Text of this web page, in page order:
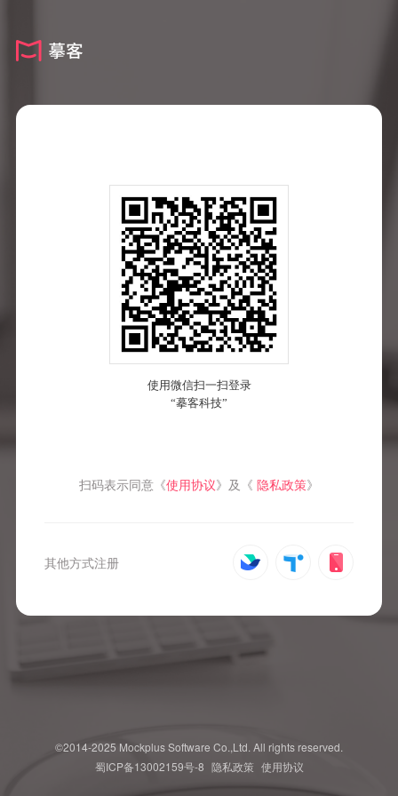
©2014-2025 Mockplus Software Co.,Ltd. All rights reserved.
蜀ICP备13002159号-8 隐私政策 使用协议
扫码表示同意《使用协议》及《 隐私政策》
其他方式注册